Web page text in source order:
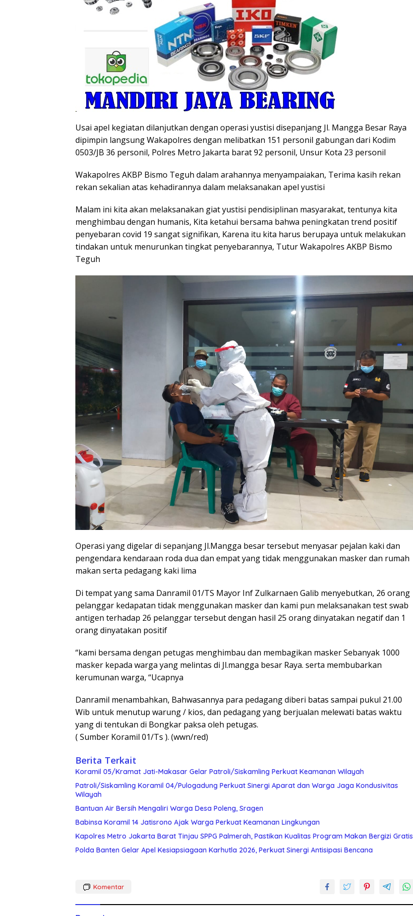
Usai apel kegiatan dilanjutkan dengan operasi yustisi disepanjang Jl. Mangga Besar Raya
dipimpin langsung Wakapolres dengan melibatkan 151 personil gabungan dari Kodim
0503/JB 36 personil, Polres Metro Jakarta barat 92 personil, Unsur Kota 23 personil
Wakapolres AKBP Bismo Teguh dalam arahannya menyampaiakan, Terima kasih rekan
rekan sekalian atas kehadirannya dalam melaksanakan apel yustisi
Malam ini kita akan melaksanakan giat yustisi pendisiplinan masyarakat, tentunya kita
menghimbau dengan humanis, Kita ketahui bersama bahwa peningkatan trend positif
penyebaran covid 19 sangat signifikan, Karena itu kita harus berupaya untuk melakukan
tindakan untuk menurunkan tingkat penyebarannya, Tutur Wakapolres AKBP Bismo
Teguh
Operasi yang digelar di sepanjang Jl.Mangga besar tersebut menyasar pejalan kaki dan
pengendara kendaraan roda dua dan empat yang tidak menggunakan masker dan rumah
makan serta pedagang kaki lima
Di tempat yang sama Danramil 01/TS Mayor Inf Zulkarnaen Galib menyebutkan, 26 orang
pelanggar kedapatan tidak menggunakan masker dan kami pun melaksanakan test swab
antigen terhadap 26 pelanggar tersebut dengan hasil 25 orang dinyatakan negatif dan 1
orang dinyatakan positif
“kami bersama dengan petugas menghimbau dan membagikan masker Sebanyak 1000
masker kepada warga yang melintas di Jl.mangga besar Raya. serta membubarkan
kerumunan warga, “Ucapnya
Danramil menambahkan, Bahwasannya para pedagang diberi batas sampai pukul 21.00
Wib untuk menutup warung / kios, dan pedagang yang berjualan melewati batas waktu
yang di tentukan di Bongkar paksa oleh petugas.
( Sumber Koramil 01/Ts ). (wwn/red)
Berita Terkait
Koramil 05/Kramat Jati-Makasar Gelar Patroli/Siskamling Perkuat Keamanan Wilayah
Patroli/Siskamling Koramil 04/Pulogadung Perkuat Sinergi Aparat dan Warga Jaga Kondusivitas
Wilayah
Bantuan Air Bersih Mengaliri Warga Desa Poleng, Sragen
Babinsa Koramil 14 Jatisrono Ajak Warga Perkuat Keamanan Lingkungan
Kapolres Metro Jakarta Barat Tinjau SPPG Palmerah, Pastikan Kualitas Program Makan Bergizi Gratis
Polda Banten Gelar Apel Kesiapsiagaan Karhutla 2026, Perkuat Sinergi Antisipasi Bencana
Komentar